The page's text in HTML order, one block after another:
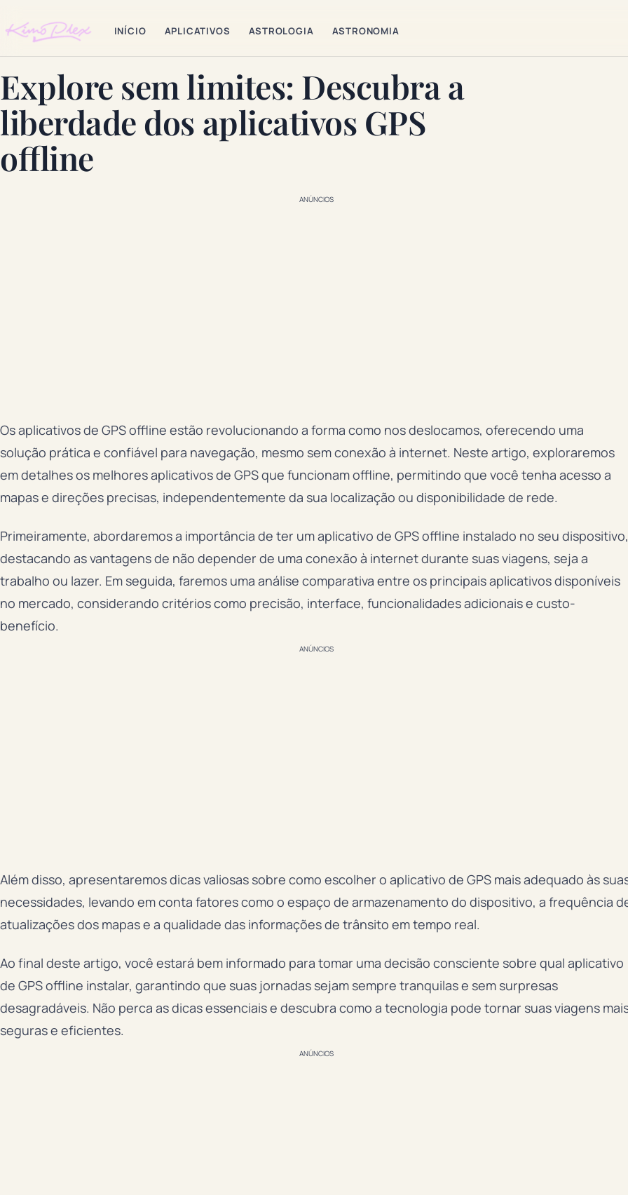
INÍCIO APLICATIVOS ASTROLOGIA ASTRONOMIA
Explore sem limites: Descubra a
liberdade dos aplicativos GPS
offline
ANÚNCIOS
Os aplicativos de GPS offline estão revolucionando a forma como nos deslocamos, oferecendo uma
solução prática e confiável para navegação, mesmo sem conexão à internet. Neste artigo, exploraremos
em detalhes os melhores aplicativos de GPS que funcionam offline, permitindo que você tenha acesso a
mapas e direções precisas, independentemente da sua localização ou disponibilidade de rede.
Primeiramente, abordaremos a importância de ter um aplicativo de GPS offline instalado no seu dispositivo,
destacando as vantagens de não depender de uma conexão à internet durante suas viagens, seja a
trabalho ou lazer. Em seguida, faremos uma análise comparativa entre os principais aplicativos disponíveis
no mercado, considerando critérios como precisão, interface, funcionalidades adicionais e custo-
benefício.
ANÚNCIOS
Além disso, apresentaremos dicas valiosas sobre como escolher o aplicativo de GPS mais adequado às
necessidades, levando em conta fatores como o espaço de armazenamento do dispositivo, a frequência
atualizações dos mapas e a qualidade das informações de trânsito em tempo real.
Ao final deste artigo, você estará bem informado para tomar uma decisão consciente sobre qual aplicativo
de GPS offline instalar, garantindo que suas jornadas sejam sempre tranquilas e sem surpresas
desagradáveis. Não perca as dicas essenciais e descubra como a tecnologia pode tornar suas viagens
seguras e eficientes.
ANÚNCIOS